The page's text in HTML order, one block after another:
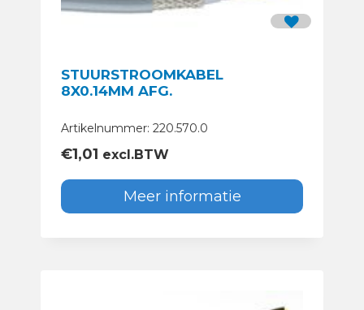
STUURSTROOMKABEL
8X0.14MM AFG.
Artikelnummer: 220.570.0
€1,01 excl.BTW
Meer informatie